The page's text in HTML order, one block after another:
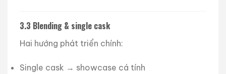
3.3 Blending & single cask
Hai hướng phát triển chính:
Single cask → showcase cá tính